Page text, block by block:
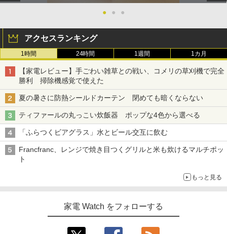
● ● ●
アクセスランキング
1時間 24時間 1週間 1カ月
【家電レビュー】手ごわい雑草との戦い、コメリの草刈機で完全
勝利 掃除機感覚で使えた
夏の暑さに防熱シールドカーテン 閉めても暗くならない
ティファールの丸っこい炊飯器 ポップな4色から選べる
「ふらつくビアグラス」水とビール交互に飲む
Francfranc、レンジで焼き目つくグリルと米も炊けるマルチポッ
ト
もっと見る
家電 Watch をフォローする